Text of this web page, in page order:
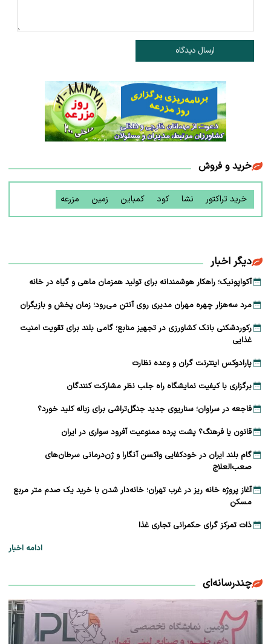
ارسال دیدگاه
خرید و فروش
خرید تراکتور نشا کود کمباین زمین مزرعه
دیگر اخبار
آکواپونیک؛ راهکار هوشمندانه برای تولید همزمان ماهی و گیاه در خانه
مرد سه‌هزار چهره مهران مدیری روی آنتن می‌رود؛ زمان پخش و بازیگران
رکوردشکنی بانک کشاورزی در تجهیز منابع؛ گامی بلند برای تقویت امنیت
غذایی
پارادوکس اینترنت گران و وعده نظارت
برگزاری با کیفیت نمایشگاه راه جلب نظر مشارکت‌ کنندگان
فاجعه در سراوان؛ سناریوی جدید جنگل‌تراشی برای زباله کلید خورد؟
قانون یا فرهنگ؟ پشت پرده ممنوعیت آفرود سواری در ایران
گام بلند ایران در خودکفایی واکسن آنگارا و ژن‌درمانی سرطان‌های
صعب‌العلاج
آغاز پروژه خانه ریز در غرب تهران؛ خانه‌دار شدن با خرید یک صدم متر مربع
مسکن
ذات تمرکز گرای حکمرانی تجاری غذا
ادامه اخبار
چندرسانه‌ای